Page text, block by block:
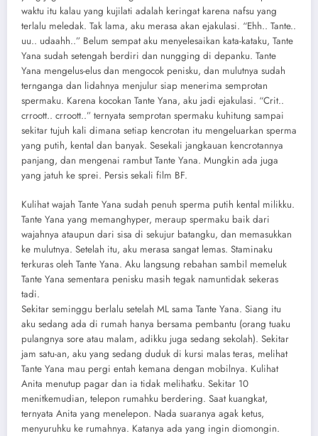
waktu itu kalau yang kujilati adalah keringat karena nafsu yang
terlalu meledak. Tak lama, aku merasa akan ejakulasi. “Ehh.. Tante..
uu.. udaahh..” Belum sempat aku menyelesaikan kata-kataku, Tante
Yana sudah setengah berdiri dan nungging di depanku. Tante
Yana mengelus-elus dan mengocok penisku, dan mulutnya sudah
ternganga dan lidahnya menjulur siap menerima semprotan
spermaku. Karena kocokan Tante Yana, aku jadi ejakulasi. “Crit..
crroott.. crroott..” ternyata semprotan spermaku kuhitung sampai
sekitar tujuh kali dimana setiap kencrotan itu mengeluarkan sperma
yang putih, kental dan banyak. Sesekali jangkauan kencrotannya
panjang, dan mengenai rambut Tante Yana. Mungkin ada juga
yang jatuh ke sprei. Persis sekali film BF.
Kulihat wajah Tante Yana sudah penuh sperma putih kental milikku.
Tante Yana yang memanghyper, meraup spermaku baik dari
wajahnya ataupun dari sisa di sekujur batangku, dan memasukkan
ke mulutnya. Setelah itu, aku merasa sangat lemas. Staminaku
terkuras oleh Tante Yana. Aku langsung rebahan sambil memeluk
Tante Yana sementara penisku masih tegak namuntidak sekeras
tadi.
Sekitar seminggu berlalu setelah ML sama Tante Yana. Siang itu
aku sedang ada di rumah hanya bersama pembantu (orang tuaku
pulangnya sore atau malam, adikku juga sedang sekolah). Sekitar
jam satu-an, aku yang sedang duduk di kursi malas teras, melihat
Tante Yana mau pergi entah kemana dengan mobilnya. Kulihat
Anita menutup pagar dan ia tidak melihatku. Sekitar 10
menitkemudian, telepon rumahku berdering. Saat kuangkat,
ternyata Anita yang menelepon. Nada suaranya agak ketus,
menyuruhku ke rumahnya. Katanya ada yang ingin diomongin.